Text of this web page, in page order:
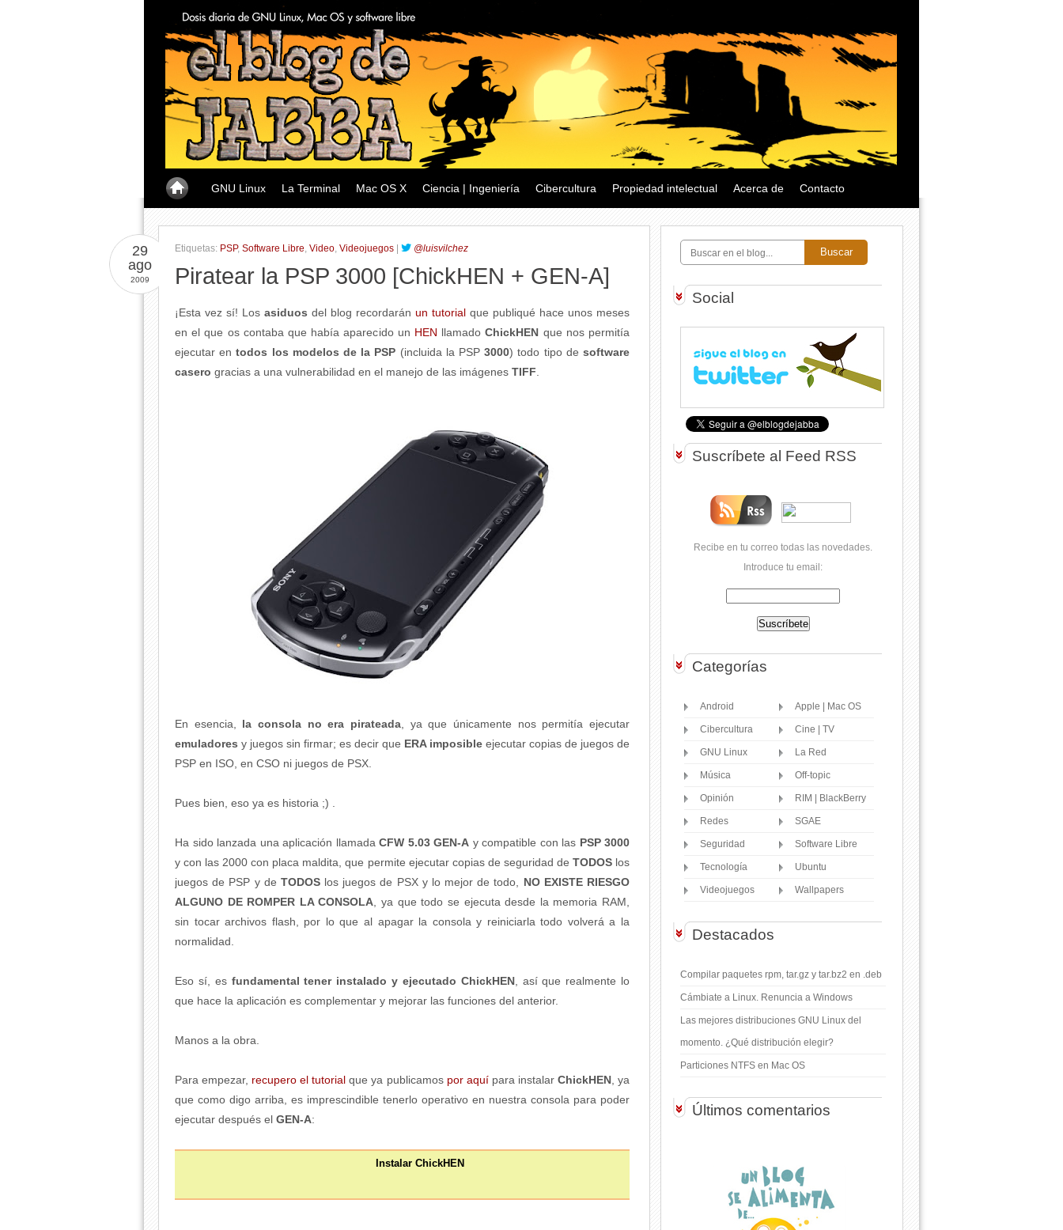
GNU Linux La Terminal Mac OS X Ciencia | Ingeniería Cibercultura Propiedad intelectual Acerca de Contacto
Etiquetas: PSP, Software Libre, Video, Videojuegos @luisvilchez
29
ago
2009 Piratear la PSP 3000 [ChickHEN + GEN-A]
¡Esta vez sí! Los asiduos del blog recordarán un tutorial que publiqué hace unos meses
en el que os contaba que había aparecido un HEN llamadoChickHEN que nos permitía
ejecutar entodos los modelos de la PSP (incluida la PSP3000) todo tipo desoftware
casero gracias a una vulnerabilidad en el manejo de las imágenes TIFF
En esencia, la consola no era pirateada , ya que únicamente nos permitía ejecutar
emuladores y juegos sin firmar; es decir que ERA imposible ejecutar copias de juegos de
PSP en ISO, en CSO ni juegos de PSX.
Pues bien, eso ya es historia ;) .
Ha sido lanzada una aplicación llamada CFW 5.03 GEN-A y compatible con las PSP 3000
y con las 2000 con placa maldita, que permite ejecutar copias de seguridad de TODOS los
juegos de PSP y de TODOS los juegos de PSX y lo mejor de todo, NO EXISTE RIESGO
ALGUNO DE ROMPER LA CONSOLA , ya que todo se ejecuta desde la memoria RAM,
sin tocar archivos flash, por lo que al apagar la consola y reiniciarla todo volverá a la
normalidad.
Eso sí, es fundamental tener instalado y ejecutado ChickHEN, así que realmente lo
que hace la aplicación es complementar y mejorar las funciones del anterior.
Manos a la obra.
Para empezar, recupero el tutorial que ya publicamos por aquípara instalar ChickHEN, ya
que como digo arriba, es imprescindible tenerlo operativo en nuestra consola para poder
ejecutar después el GEN-A:
Instalar ChickHEN
Buscar
Social
Suscríbete al Feed RSS
Recibe en tu correo todas las novedades.
Introduce tu email:
Categorías
Android Apple | Mac OS
Cibercultura Cine | TV
GNU Linux La Red
Música Off-topic
Opinión RIM | BlackBerry
Redes SGAE
Seguridad Software Libre
Tecnología Ubuntu
Videojuegos Wallpapers
Destacados
Compilar paquetes rpm, tar.gz y tar.bz2 en .deb
Cámbiate a Linux. Renuncia a Windows
Las mejores distribuciones GNU Linux del
momento. ¿Qué distribución elegir?
Particiones NTFS en Mac OS
Últimos comentarios